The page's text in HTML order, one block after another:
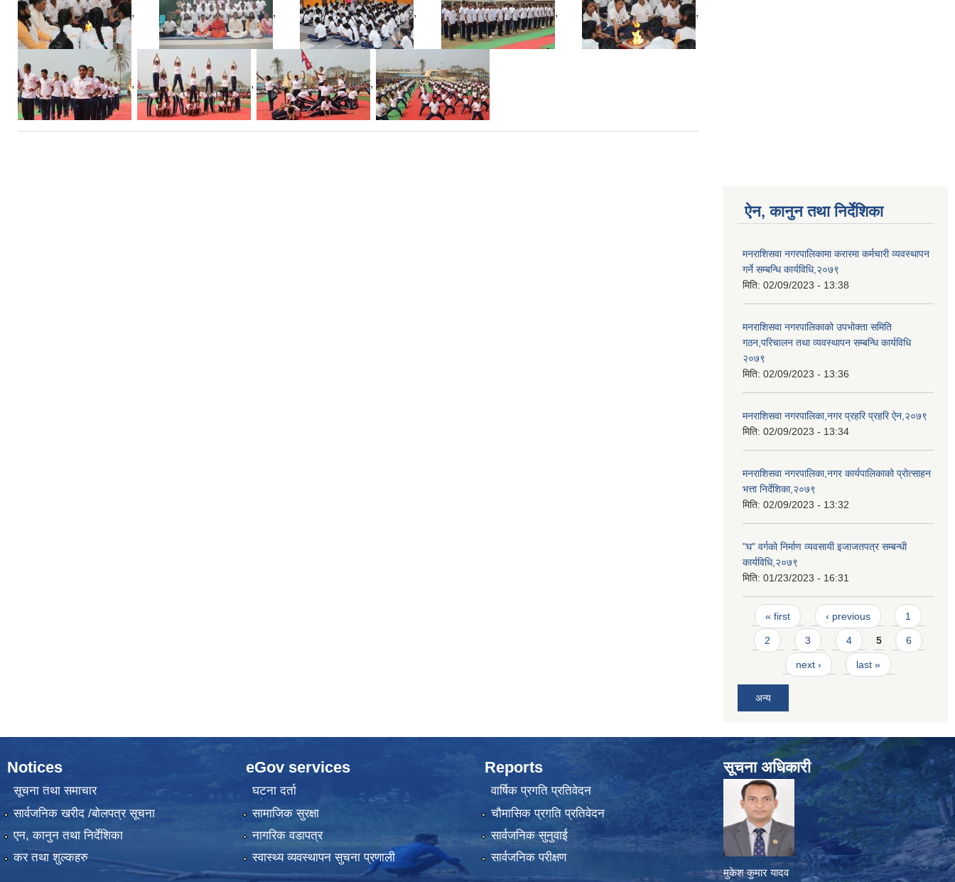
, , , , ,
, , ,
ऐन, कानुन तथा निर्देशिका
मनराशिसवा नगरपालिकामा करारमा कर्मचारी व्यवस्थापन
गर्ने सम्बन्धि कार्यविधि,२०७९
मिति: 02/09/2023 - 13:38
मनराशिसवा नगरपालिकाको उपभोक्ता समिति
गठन,परिचालन तथा व्यवस्थापन सम्बन्धि कार्यविधि
२०७९
मिति: 02/09/2023 - 13:36
मनराशिसवा नगरपालिका,नगर प्रहरि प्रहरि ऐन,२०७९
मिति: 02/09/2023 - 13:34
मनराशिसवा नगरपालिका,नगर कार्यपालिकाको प्रोत्साहन
भत्ता निर्देशिका,२०७९
मिति: 02/09/2023 - 13:32
"घ" वर्गको निर्माण व्यवसायी इजाजतपत्र सम्बन्धी
कार्यविधि,२०७९
मिति: 01/23/2023 - 16:31
Pages
« first ‹ previous 1
2 3 4 5 6
next › last »
अन्य
Notices
सूचना तथा समाचार
सार्वजनिक खरीद /बोलपत्र सूचना
एन, कानुन तथा निर्देशिका
कर तथा शुल्कहरु
eGov services
घटना दर्ता
सामाजिक सुरक्षा
नागरिक वडापत्र
स्वास्थ्य व्यवस्थापन सुचना प्रणाली
Reports
वार्षिक प्रगति प्रतिवेदन
चौमासिक प्रगति प्रतिवेदन
सार्वजनिक सुनुवाई
सार्वजनिक परीक्षण
सूचना अधिकारी
मुकेश कुमार यादव